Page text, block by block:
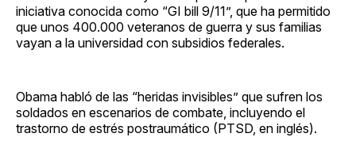
iniciativa conocida como “GI bill 9/11”, que ha permitido
que unos 400.000 veteranos de guerra y sus familias
vayan a la universidad con subsidios federales.
Obama habló de las “heridas invisibles” que sufren los
soldados en escenarios de combate, incluyendo el
trastorno de estrés postraumático (PTSD, en inglés).